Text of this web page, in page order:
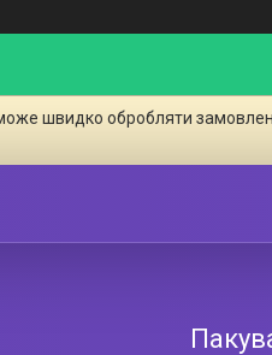
швидко обробляти